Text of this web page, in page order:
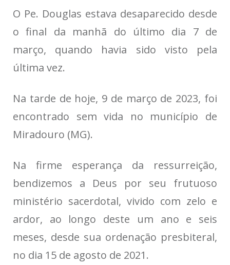
O Pe. Douglas estava desaparecido desde
o final da manhã do último dia 7 de
março, quando havia sido visto pela
última vez.
Na tarde de hoje, 9 de março de 2023, foi
encontrado sem vida no município de
Miradouro (MG).
Na firme esperança da ressurreição,
bendizemos a Deus por seu frutuoso
ministério sacerdotal, vivido com zelo e
ardor, ao longo deste um ano e seis
meses, desde sua ordenação presbiteral,
no dia 15 de agosto de 2021.